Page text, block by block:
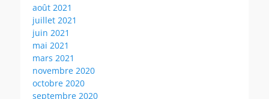
août 2021
juillet 2021
juin 2021
mai 2021
mars 2021
novembre 2020
octobre 2020
septembre 2020